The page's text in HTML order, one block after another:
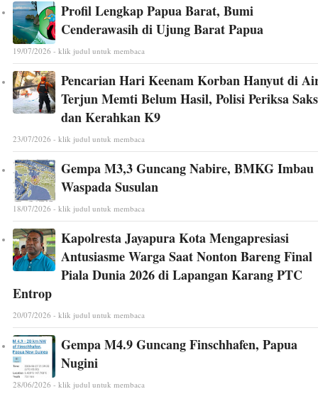
Profil Lengkap Papua Barat, Bumi
Cenderawasih di Ujung Barat Papua
19/07/2026 - klik judul untuk membaca
Pencarian Hari Keenam Korban Hanyut di
Terjun Memti Belum Hasil, Polisi Periksa
dan Kerahkan K9
23/07/2026 - klik judul untuk membaca
Gempa M3,3 Guncang Nabire, BMKG Imbau
Waspada Susulan
18/07/2026 - klik judul untuk membaca
Kapolresta Jayapura Kota Mengapresiasi
Antusiasme Warga Saat Nonton Bareng Final
Piala Dunia 2026 di Lapangan Karang PTC
Entrop
20/07/2026 - klik judul untuk membaca
Gempa M4.9 Guncang Finschhafen, Papua
Nugini
28/06/2026 - klik judul untuk membaca